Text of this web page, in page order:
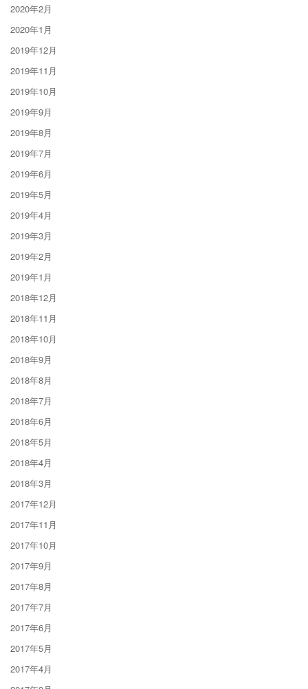
2020年2月
2020年1月
2019年12月
2019年11月
2019年10月
2019年9月
2019年8月
2019年7月
2019年6月
2019年5月
2019年4月
2019年3月
2019年2月
2019年1月
2018年12月
2018年11月
2018年10月
2018年9月
2018年8月
2018年7月
2018年6月
2018年5月
2018年4月
2018年3月
2017年12月
2017年11月
2017年10月
2017年9月
2017年8月
2017年7月
2017年6月
2017年5月
2017年4月